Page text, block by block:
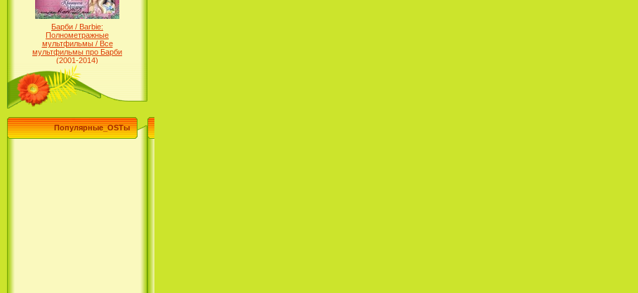
Барби / Barbie:
Полнометражные
мультфильмы / Все
мультфильмы про Барби
(2001-2014)
Популярные_OSTы